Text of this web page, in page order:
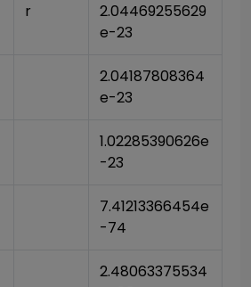
r
2.04469255629
e-23
2.04187808364
e-23
1.02285390626e
-23
7.41213366454e
-74
2.48063375534